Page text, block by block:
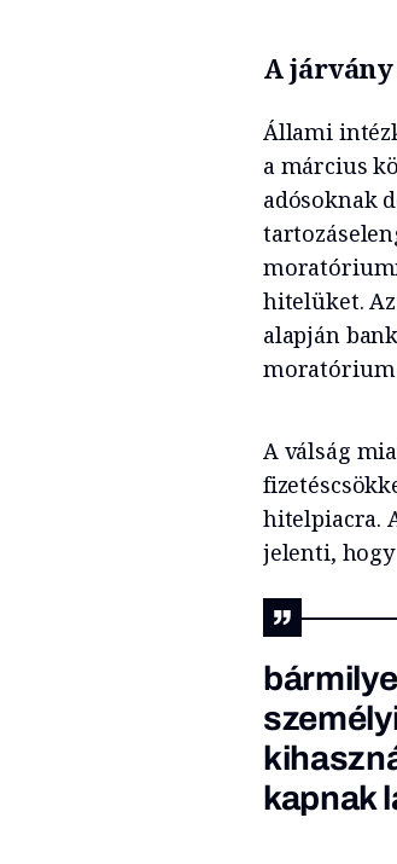
A
Állami
a március
adósoknak
hitelüket.
alapján
moratórium
A válság
hitelpiacra.
jelenti, hogy
kapnak